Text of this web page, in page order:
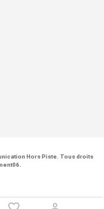
Hors Piste . Tous droits